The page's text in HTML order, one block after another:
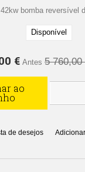
42kw bomba reversível
Disponível
€ Antes 5 760,00
ao
de desejos